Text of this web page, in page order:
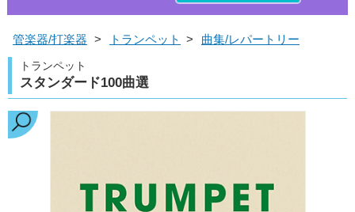
管楽器/打楽器 > トランペット > 曲集/レパートリー
トランペット
スタンダード100曲選